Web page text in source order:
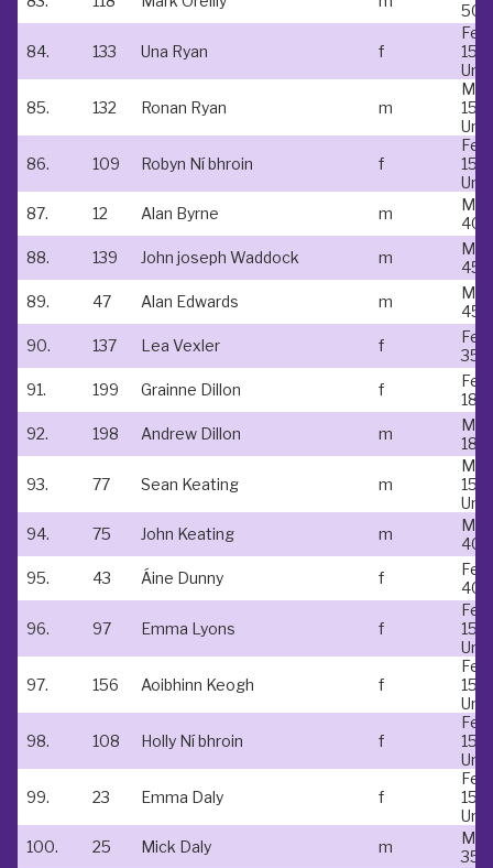
50-
84. 133 Una Ryan f
15 &
85.
132 Ronan Ryan m
15 &
86.
109 Robyn Ní bhroin f
15 &
87.
12 Alan Byrne m
40-
88.
139 John joseph Waddock m
45-
89.
47 Alan Edwards m
45-
90.
137 Lea Vexler f
35-
91.
199 Grainne Dillon f
18-
92.
198 Andrew Dillon m
18-
93. 77 Sean Keating m
15 &
94.
75 John Keating m
40-
95.
43 Áine Dunny f
40-
96. 97 Emma Lyons f
15 &
97.
156 Aoibhinn Keogh f
15 &
98.
108 Holly Ní bhroin f
15 &
99.
23 Emma Daly f
15 &
100.
25 Mick Daly m
35 -